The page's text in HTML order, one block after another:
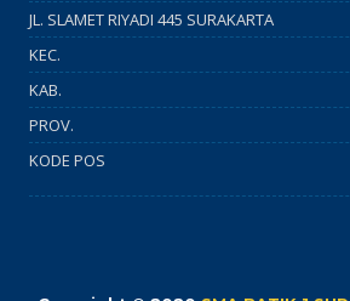
JL. SLAMET RIYADI 445 SURAKARTA
KEC.
KAB.
PROV.
KODE POS